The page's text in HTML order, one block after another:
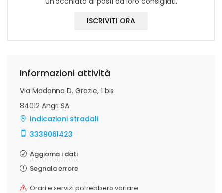
ISCRIVITI ORA
Informazioni attività
Via Madonna D. Grazie, 1 bis
84012 Angri SA
Indicazioni stradali
3339061423
Aggiorna i dati
Segnala errore
Orari e servizi potrebbero variare